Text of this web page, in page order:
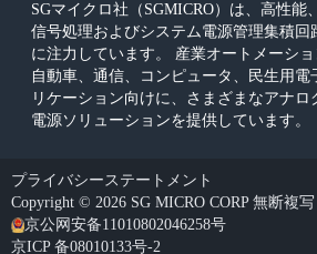
SGマイクロ社（SGMICRO）は、高性能
信号処理およびシステム電源管理集積回
に注力しています。 産業オートメーショ
自動車、通信、コンピュータ、民生用
リケーション向けに、さまざまなアナロ
電源ソリューションを提供しています。
プライバシーステートメント
Copyright © 2026 SG MICRO CORP 無断複
京公网安备11010802046258号
京ICP 备08010133号-2